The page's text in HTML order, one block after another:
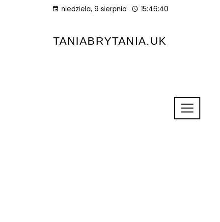
niedziela, 9 sierpnia 15:46:41
TANIABRYTANIA.UK